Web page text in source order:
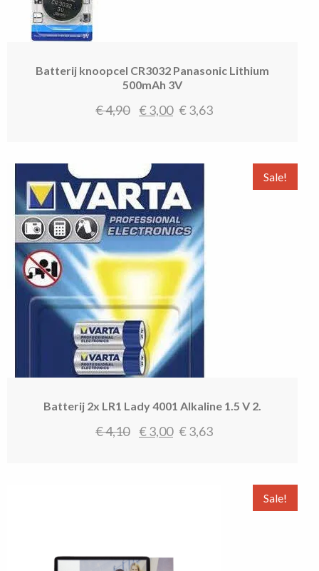
Batterij knoopcel CR3032 Panasonic Lithium
500mAh 3V
€4,90
Oorspronkelijke
€ 4,90.
€3,00 Huidige
€3,63
Sale!
Batterij 2x LR1 Lady 4001 Alkaline 1.5 V 2.
€4,10
Oorspronkelijke
€3,00 Huidige
€3,63
Sale!